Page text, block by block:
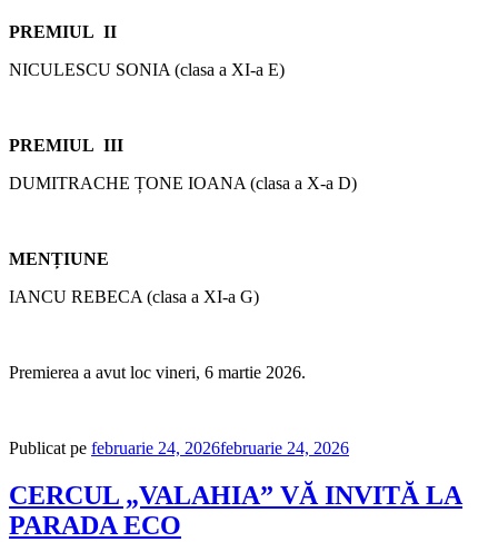
PREMIUL II
NICULESCU SONIA (clasa a XI-a E)
PREMIUL III
DUMITRACHE ȚONE IOANA (clasa a X-a D)
MENȚIUNE
IANCU REBECA (clasa a XI-a G)
Premierea a avut loc vineri, 6 martie 2026.
Publicat pe februarie 24, 2026februarie 24, 2026
CERCUL „VALAHIA” VĂ INVITĂ LA
PARADA ECO